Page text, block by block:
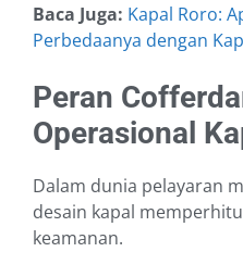
Baca Juga: Kapal Roro:
Perbedaanya dengan
Peran
Operasional
Dalam dunia pelayaran
desain kapal
keamanan.